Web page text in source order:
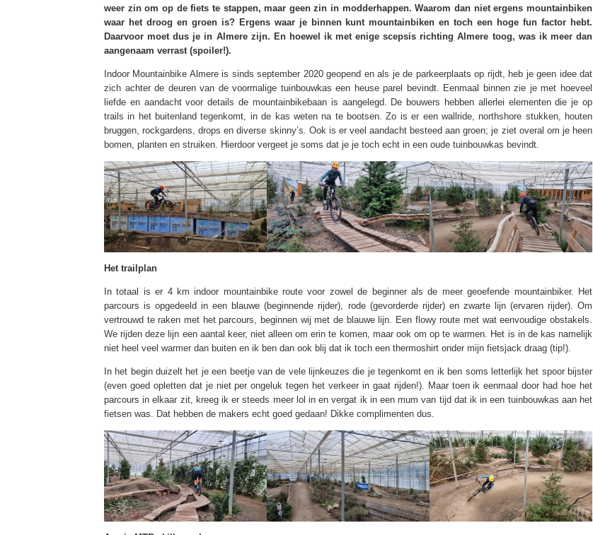
weer zin om op de fiets te stappen, maar geen zin in modderhappen. Waarom dan niet ergens mountainbiken
waar het droog en groen is? Ergens waar je binnen kunt mountainbiken en toch een hoge fun factor hebt.
Daarvoor moet dus je in Almere zijn. En hoewel ik met enige scepsis richting Almere toog, was ik meer dan
aangenaam verrast (spoiler!).
Indoor Mountainbike Almere is sinds september 2020 geopend en als je de parkeerplaats op rijdt, heb je geen idee dat
zich achter de deuren van de voormalige tuinbouwkas een heuse parel bevindt. Eenmaal binnen zie je met hoeveel
liefde en aandacht voor details de mountainbikebaan is aangelegd. De bouwers hebben allerlei elementen die je op
trails in het buitenland tegenkomt, in de kas weten na te bootsen. Zo is er een wallride, northshore stukken, houten
bruggen, rockgardens, drops en diverse skinny’s. Ook is er veel aandacht besteed aan groen; je ziet overal om je heen
bomen, planten en struiken. Hierdoor vergeet je soms dat je je toch echt in een oude tuinbouwkas bevindt.
Het trailplan
In totaal is er 4 km indoor mountainbike route voor zowel de beginner als de meer geoefende mountainbiker. Het
parcours is opgedeeld in een blauwe (beginnende rijder), rode (gevorderde rijder) en zwarte lijn (ervaren rijder). Om
vertrouwd te raken met het parcours, beginnen wij met de blauwe lijn. Een flowy route met wat eenvoudige obstakels.
We rijden deze lijn een aantal keer, niet alleen om erin te komen, maar ook om op te warmen. Het is in de kas namelijk
niet heel veel warmer dan buiten en ik ben dan ook blij dat ik toch een thermoshirt onder mijn fietsjack draag (tip!).
In het begin duizelt het je een beetje van de vele lijnkeuzes die je tegenkomt en ik ben soms letterlijk het spoor bijster
(even goed opletten dat je niet per ongeluk tegen het verkeer in gaat rijden!). Maar toen ik eenmaal door had hoe het
parcours in elkaar zit, kreeg ik er steeds meer lol in en vergat ik in een mum van tijd dat ik in een tuinbouwkas aan het
fietsen was. Dat hebben de makers echt goed gedaan! Dikke complimenten dus.